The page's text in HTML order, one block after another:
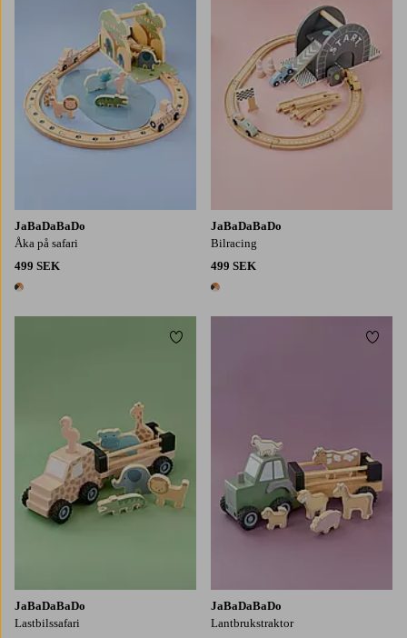
JaBaDaBaDo
Åka på safari
499 SEK
1 färg
JaBaDaBaDo
Bilracing
499 SEK
1 färg
JaBaDaBaDo
Lastbilssafari
Lägg till i favoriter
JaBaDaBaDo
Lantbrukstraktor